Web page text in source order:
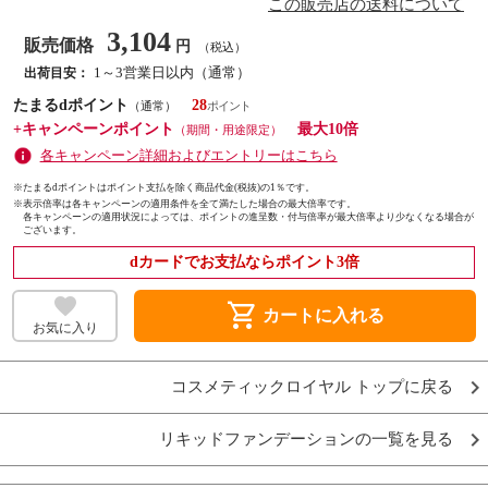
この販売店の送料について
販売価格 3,104 円 （税込）
出荷目安：
1～3営業日以内（通常）
たまるdポイント
（通常）
28
+キャンペーンポイント
（期間・用途限定）
最大10倍
各キャンペーン詳細およびエントリーはこちら
※たまるdポイントはポイント支払を除く商品代金(税抜)の1％です。
※表示倍率は各キャンペーンの適用条件を全て満たした場合の最大倍率です。
各キャンペーンの適用状況によっては、ポイントの進呈数・付与倍率が最大倍率より少なくなる場合が
ございます。
dカードでお支払ならポイント3倍
お気に入り shopping_cart カートに入れる
コスメティックロイヤル トップに戻る
リキッドファンデーションの一覧を見る